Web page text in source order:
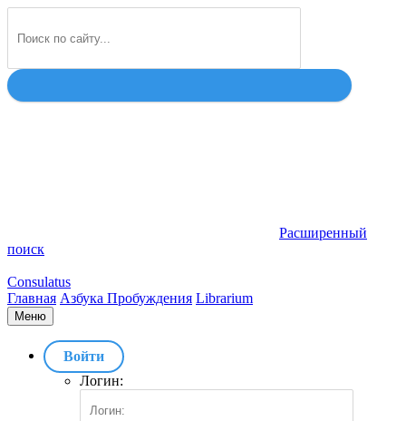
Расширенный
поиск
Consulatus
Главная Азбука Пробуждения Librarium
Меню
Войти
Логин: